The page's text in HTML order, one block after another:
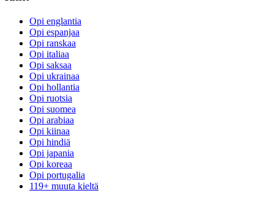
Opi englantia
Opi espanjaa
Opi ranskaa
Opi italiaa
Opi saksaa
Opi ukrainaa
Opi hollantia
Opi ruotsia
Opi suomea
Opi arabiaa
Opi kiinaa
Opi hindiä
Opi japania
Opi koreaa
Opi portugalia
119+ muuta kieltä